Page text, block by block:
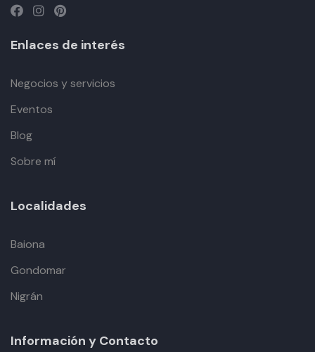
Enlaces de interés
Negocios y servicios
Eventos
Blog
Sobre mí
Localidades
Baiona
Gondomar
Nigrán
Información y Contacto